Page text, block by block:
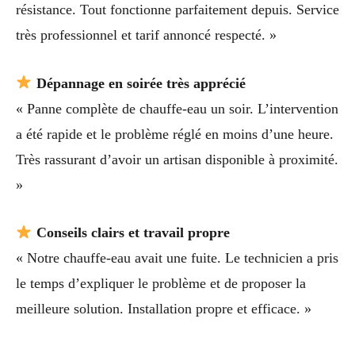
résistance. Tout fonctionne parfaitement depuis. Service
très professionnel et tarif annoncé respecté. »
Dépannage en soirée très apprécié
« Panne complète de chauffe-eau un soir. L’intervention
a été rapide et le problème réglé en moins d’une heure.
Très rassurant d’avoir un artisan disponible à proximité.
»
Conseils clairs et travail propre
« Notre chauffe-eau avait une fuite. Le technicien a pris
le temps d’expliquer le problème et de proposer la
meilleure solution. Installation propre et efficace. »